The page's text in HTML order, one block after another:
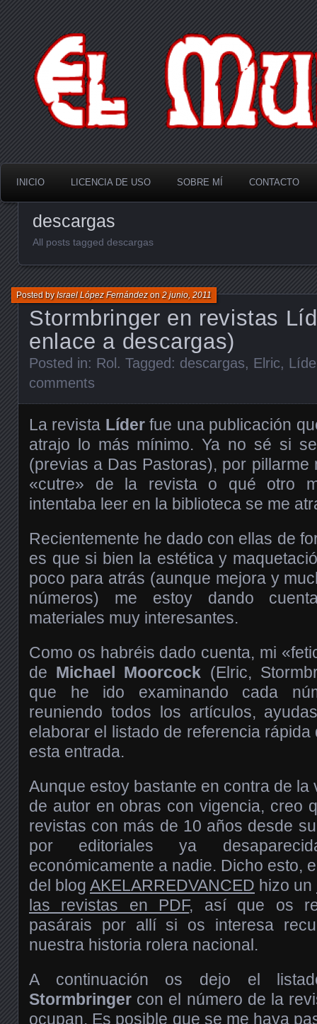
El Multiverso
INICIO LICENCIA DE USO SOBRE MÍ CONTACTO
descargas
All posts tagged descargas
Stormbringer en revistas
enlace a descargas)
Posted byIsrael López Fernándezon2 junio, 2011
Posted in: Rol. Tagged: descargas, Elric,
comments
La revista Líderfue una publicación
atrajo lo más mínimo. Ya no sé si
(previas a Das Pastoras), por pillarme
«cutre» de la revista o qué otro
intentaba leer en la biblioteca se me
Recientemente he dado con ellas de
es que si bien la estética y
poco para atrás (aunque mejora y
números) me estoy dando
materiales muy interesantes.
Como os habréis dado cuenta, mi
de Michael Moorcock (Elric,
que he ido examinando cada
reuniendo todos los artículos,
elaborar el listado de referencia
esta entrada.
Aunque estoy bastante en contra de
de autor en obras con vigencia, creo
revistas con más de 10 años desde
por editoriales ya
económicamente a nadie. Dicho esto,
del blog AKELARREDVANCED hizo un
las revistas en PDF, así que os
pasárais por allí si os interesa
nuestra historia rolera nacional.
A continuación os dejo el
Stormbringer con el número de la
ocupan. Es posible que se me haya